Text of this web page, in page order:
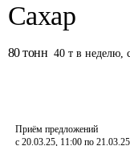
Сахар
80 тонн 40 т в неделю,
Приём предложений
с 20.03.25, 11:00 по